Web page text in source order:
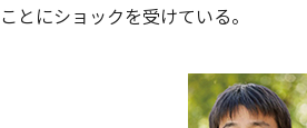
ことにショックを受けている。